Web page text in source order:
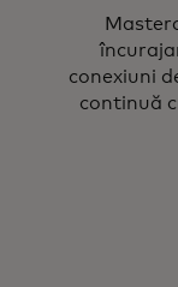
conexiuni
continuă